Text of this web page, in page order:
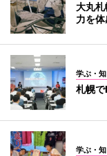
大丸
力を体
学ぶ・
札幌
学ぶ・